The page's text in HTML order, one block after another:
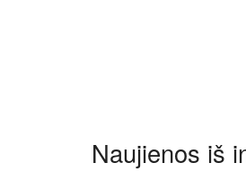
Naujienos iš